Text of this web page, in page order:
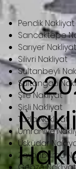
©
Pendik Nakliyat
Sancaktepe
Sarıyer Nakliyat
Silivri Nakliyat
Sultanbeyli
Sultangazi
Şile Nakliyat
Şişli Nakliyat
Tuzla Nakliyat
Ümraniye
Üsküdar
Zeytinburnu